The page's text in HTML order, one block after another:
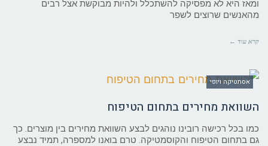
ומאז היא לא מפסיקה להשתכלל ולהיות מבוקשת אצל רבים
מהאנשים שרוצים לשפר
קרא עוד ←
אסתטיקה ויופי
השוואת מחירים בתחום הטיפוח
כמו בכל רכישה רובינו נוהגים לבצע השוואת מחירים בין מוצרים. כך
גם בתחום הטיפוח והקוסמטיקה. טרם בואנו למספרה, תמיד נבצע